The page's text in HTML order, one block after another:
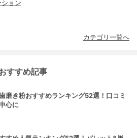
ョン
カテゴリ一覧へ
すすめ記事
磨き粉おすすめランキング52選！口コミ
心に